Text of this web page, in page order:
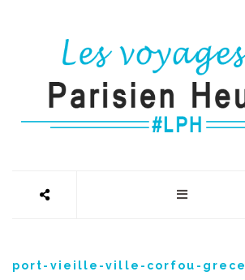
port-vieille-ville-corfou-grece